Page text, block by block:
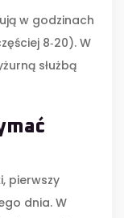
w godzinach
8‑20). W
służbą
pierwszy
dnia. W